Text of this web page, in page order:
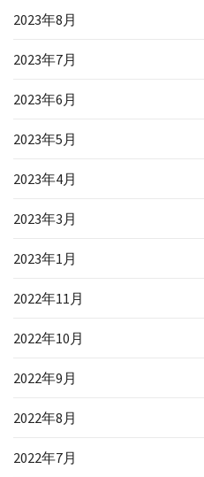
2023年8月
2023年7月
2023年6月
2023年5月
2023年4月
2023年3月
2023年1月
2022年11月
2022年10月
2022年9月
2022年8月
2022年7月